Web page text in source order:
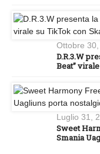
Ottobre
D.R.3.W
Beat”
Luglio 31,
Sweet
Smania